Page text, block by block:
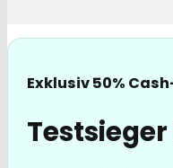
Exklusiv 50%